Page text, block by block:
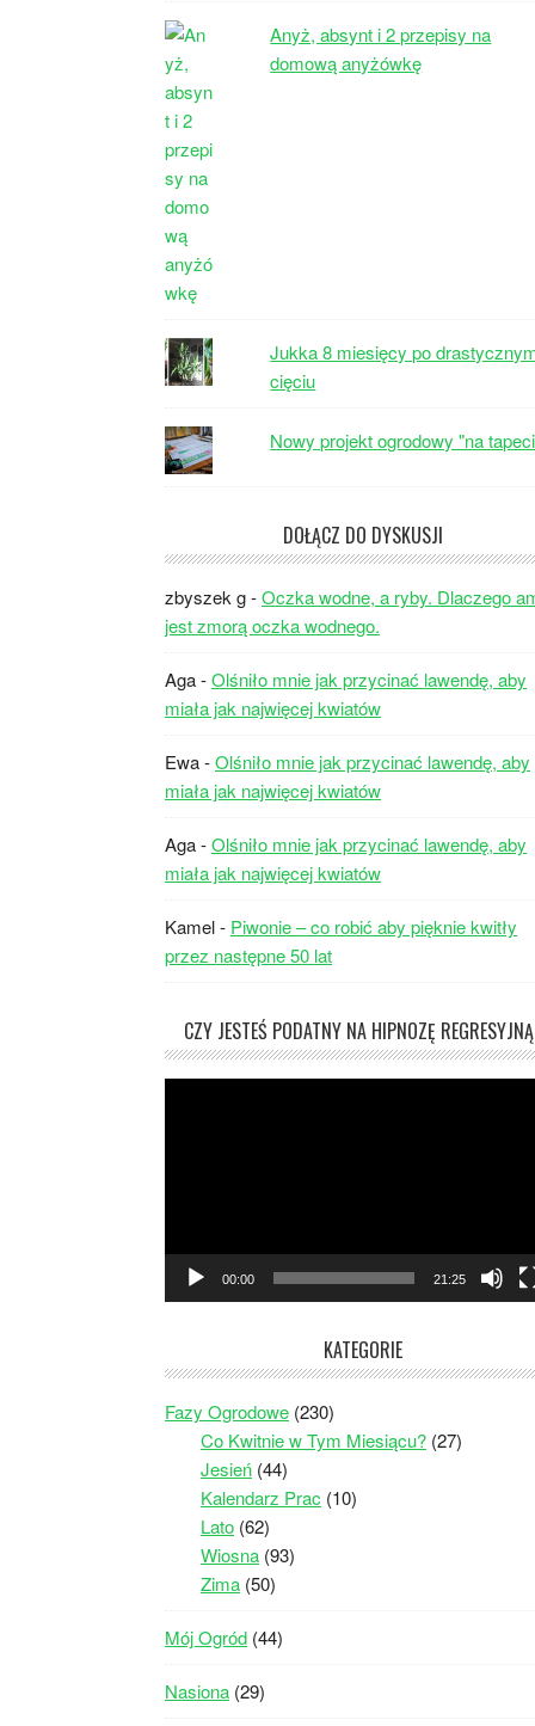
Anyż, absynt i 2 przepisy na
domową anyżówkę
Jukka 8 miesięcy po
cięciu
Nowy projekt ogrodowy "na
DOŁĄCZ DO DYSKUSJI
zbyszek g-Oczka wodne, a ryby. Dlaczego
jest zmorą oczka wodnego.
Aga-Olśniło mnie jak przycinać lawendę, aby
miała jak najwięcej kwiatów
Ewa-Olśniło mnie jak przycinać lawendę, aby
miała jak najwięcej kwiatów
Aga-Olśniło mnie jak przycinać lawendę, aby
miała jak najwięcej kwiatów
Kamel- Piwonie – co robić aby pięknie kwitły
przez następne 50 lat
CZY JESTEŚ PODATNY NA HIPNOZĘ
00:00 21:25
KATEGORIE
Fazy Ogrodowe (230)
Co Kwitnie w Tym Miesiącu? (27)
Jesień (44)
Kalendarz Prac (10)
Lato (62)
Wiosna (93)
Zima (50)
Mój Ogród (44)
Nasiona (29)